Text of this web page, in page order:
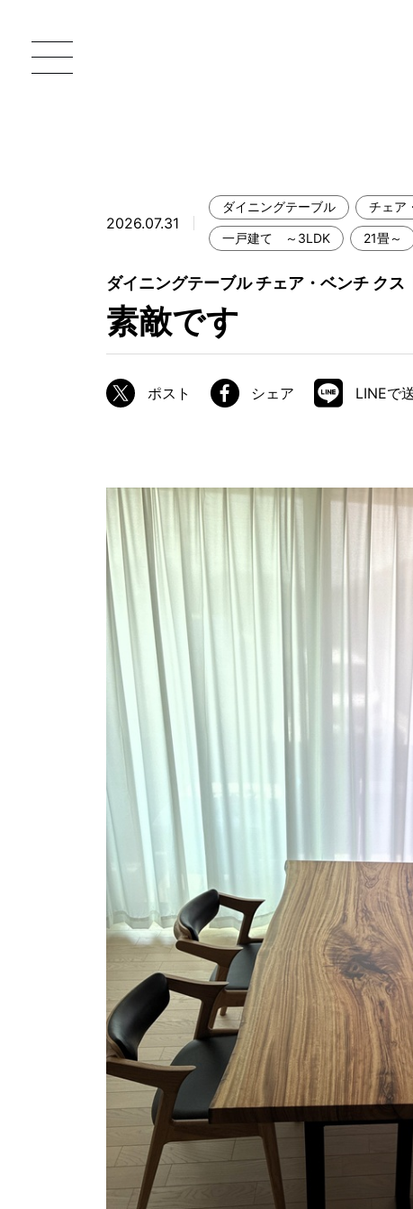
一枚板 ATELIER MOKUBA HOME
MOKUBA について
ブランドコンセプト
製造工程
加工技術
ATELIER MOKUBAの一枚板×異素材
特別なダイニングチェア
一枚板用のテーブル脚
樹種紹介
コーディネート集
メンテナンス方法
直営
2026.07.31
ダイニングテーブル チェア
一戸建て ～3LDK 21畳～
素敵です
ダイニングテーブル チェア・ベンチ ク
ポスト シェア LINEで